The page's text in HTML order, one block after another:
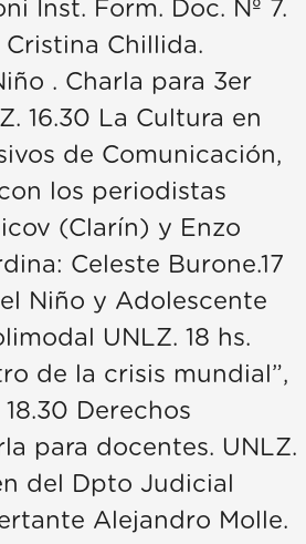
Inst. Form. Doc. Nº 7.
Cristina Chillida.
. Charla para 3er
16.30 La Cultura en
de Comunicación,
los periodistas
(Clarín) y Enzo
Celeste Burone.17
Niño y Adolescente
UNLZ. 18 hs.
de la crisis mundial”,
Derechos
para docentes. UNLZ.
del Dpto Judicial
Alejandro Molle.